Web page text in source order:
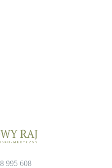
995 608